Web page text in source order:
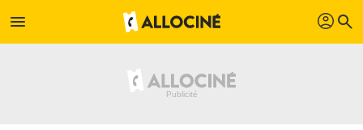
menu profil search